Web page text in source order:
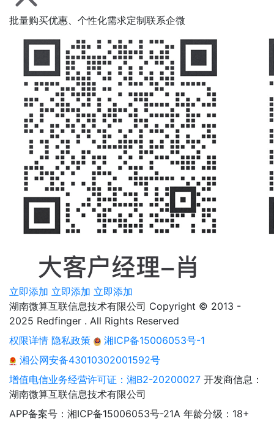
批量购买优惠、个性化需求定制联系企微
立即添加 立即添加 立即添加
湖南微算互联信息技术有限公司 Copyright © 2013 -
2025 Redfinger . All Rights Reserved
权限详情 隐私政策
湘ICP备15006053号-1
湘公网安备43010302001592号
增值电信业务经营许可证：湘B2-20200027 开发商信息：
湖南微算互联信息技术有限公司
APP备案号：湘ICP备15006053号-21A 年龄分级：18+